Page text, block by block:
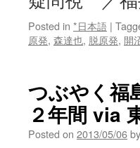
Posted in *日本語 |
原発, 森達也, 脱原発, 開
つぶやく福
２年間 via
Posted on 2013/05/06by